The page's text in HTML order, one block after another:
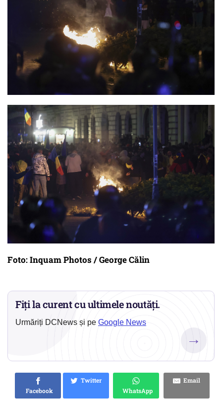
Foto: Inquam Photos / George Călin
Fiți la curent cu ultimele noutăți.
Urmăriți DCNews și pe Google News
→
Facebook
Twitter
WhatsApp
Email